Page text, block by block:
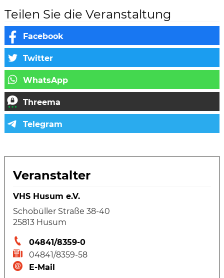
Teilen Sie die Veranstaltung
Veranstalter
VHS Husum e.V.
Schobüller Straße 38-40
25813 Husum
04841/8359-0
04841/8359-58
E-Mail